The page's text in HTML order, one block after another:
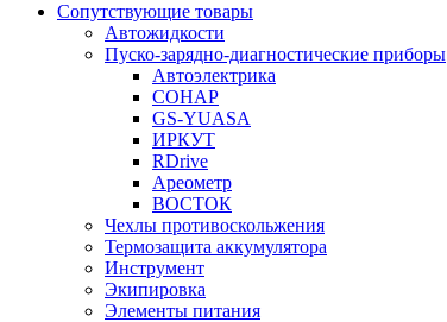
Сопутствующие товары
Автожидкости
Пуско-зарядно-диагностические приборы
Автоэлектрика
СОНАР
GS-YUASA
ИРКУТ
RDrive
Ареометр
ВОСТОК
Чехлы противоскольжения
Термозащита аккумулятора
Инструмент
Экипировка
Элементы питания